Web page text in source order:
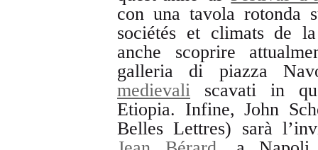
con una tavola rotonda
sociétés et climats de
anche scoprire
galleria di piazza
medievali scavati in
Etiopia. Infine, John
Belles Lettres) sarà